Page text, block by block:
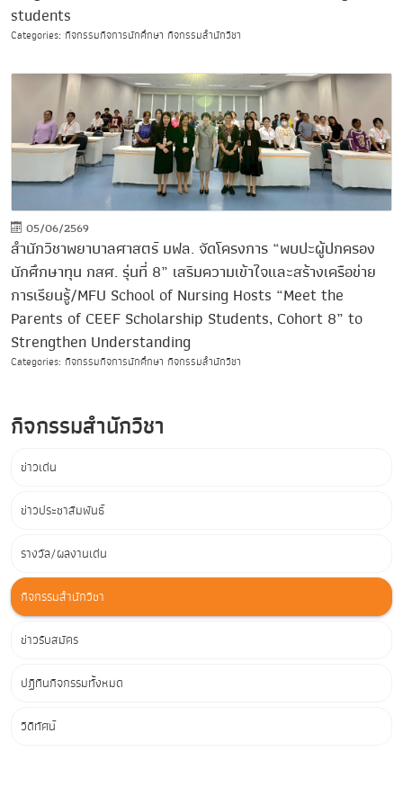
students
Categories: กิจกรรมกิจการนักศึกษา กิจกรรมสำนักวิชา
05/06/2569
สำนักวิชาพยาบาลศาสตร์ มฟล. จัดโครงการ “พบปะผู้ปกครอง
นักศึกษาทุน กสศ. รุ่นที่ 8” เสริมความเข้าใจและสร้างเครือข่าย
การเรียนรู้/MFU School of Nursing Hosts “Meet the
Parents of CEEF Scholarship Students, Cohort 8” to
Strengthen Understanding
Categories: กิจกรรมกิจการนักศึกษา กิจกรรมสำนักวิชา
กิจกรรมสำนักวิชา
ข่าวเด่น
ข่าวประชาสัมพันธ์
รางวัล/ผลงานเด่น
กิจกรรมสำนักวิชา
ข่าวรับสมัคร
ปฏิทินกิจกรรมทั้งหมด
วิดีทัศน์